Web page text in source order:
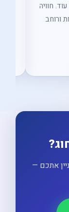
חוויה
ורוחב
אתכם —